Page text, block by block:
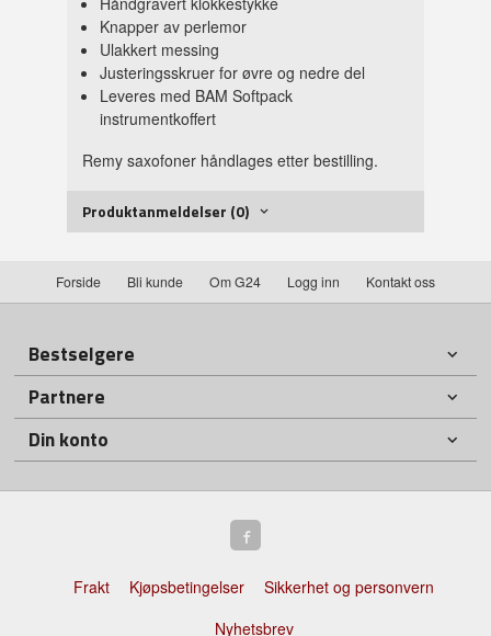
Knapper av perlemor
Ulakkert messing
Justeringsskruer for øvre og nedre del
Leveres med BAM Softpack
instrumentkoffert
Remy saxofoner håndlages etter bestilling.
Produktanmeldelser (0)
Forside Bli kunde Om G24 Logg inn Kontakt oss
Bestselgere
Partnere
Din konto
Frakt Kjøpsbetingelser
Sikkerhet og personvern
Nyhetsbrev